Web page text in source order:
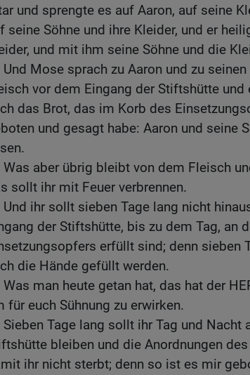
und sprengte es auf Aaron, auf seine
seine Söhne und ihre Kleider, und er
und mit ihm seine Söhne und die
Und Mose sprach zu Aaron und zu
vor dem Eingang der Stiftshütte und
das Brot, das im Korb des
und gesagt habe: Aaron und seine
Was aber übrig bleibt von dem Fleisch
sollt ihr mit Feuer verbrennen.
Und ihr sollt sieben Tage lang nicht
der Stiftshütte, bis zu dem Tag, an
erfüllt sind; denn sieben
die Hände gefüllt werden.
Was man heute getan hat, das hat der
für euch Sühnung zu erwirken.
Sieben Tage lang sollt ihr Tag und Nacht
bleiben und die Anordnungen
ihr nicht sterbt; denn so ist es mir